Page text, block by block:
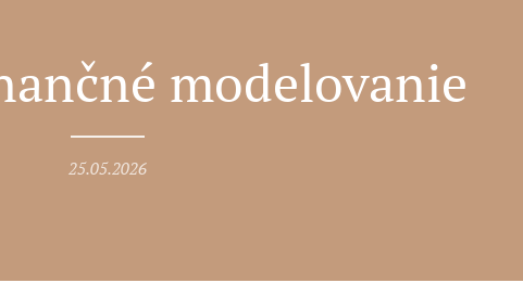
modelovanie
25.05.2026